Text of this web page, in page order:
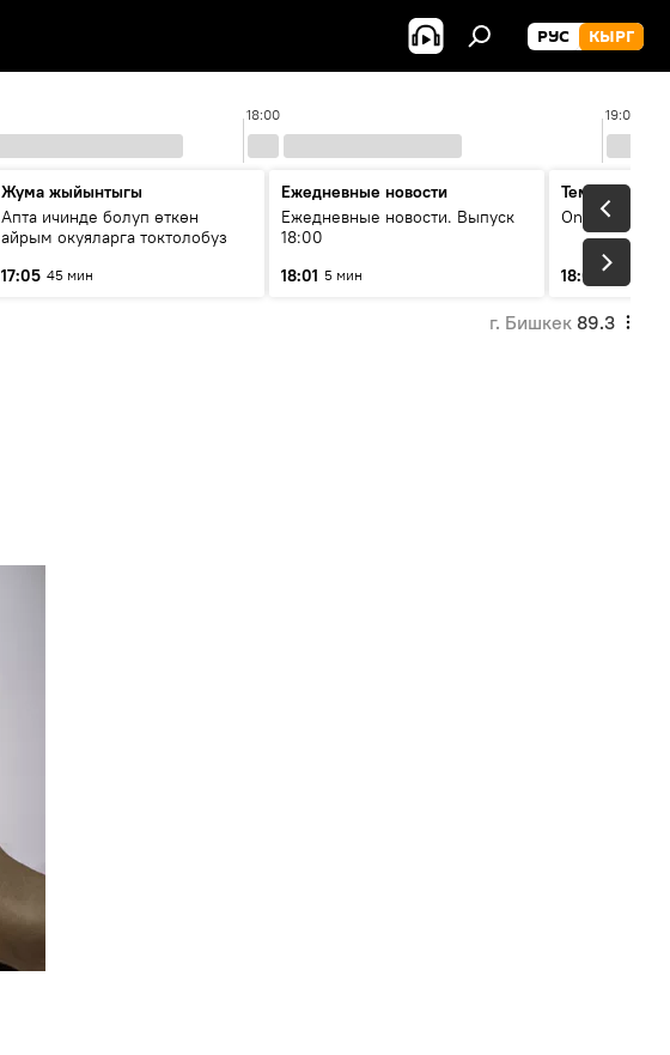
РУС КЫРГ
18:00 19:00
Жума жыйынтыгы
Апта ичинде болуп өткөн
айрым окуяларга токтолобуз
17:05 45 мин
Ежедневные новости
Ежедневные новости. Выпуск
18:00
18:01 5 мин
Тема дня
On air
18:07
г. Бишкек 89.3